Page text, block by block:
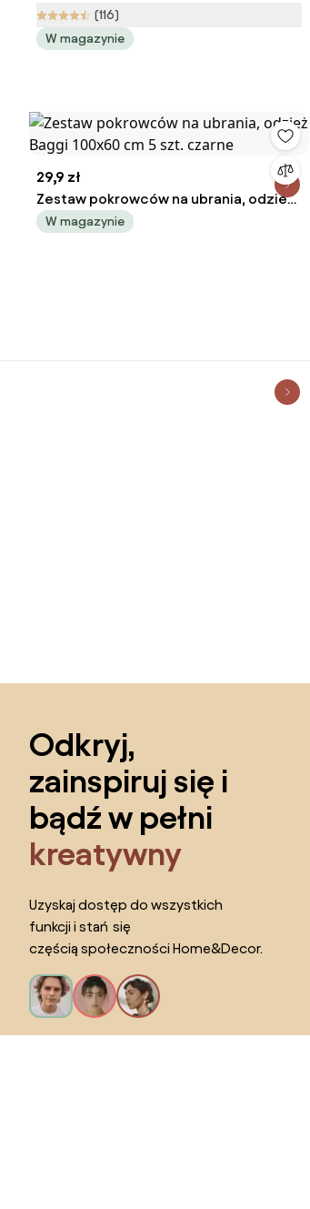
Premium Valve L – Compactor
(116)
W magazynie
29,9 zł
Zestaw pokrowców na ubrania, odzież
Baggi 100x60 cm 5 szt. czarne
W magazynie
Odkryj,
zainspiruj się i
bądź w pełni
kreatywny
Uzyskaj dostęp do wszystkich
funkcji i stań się
częścią społeczności Home&Decor.